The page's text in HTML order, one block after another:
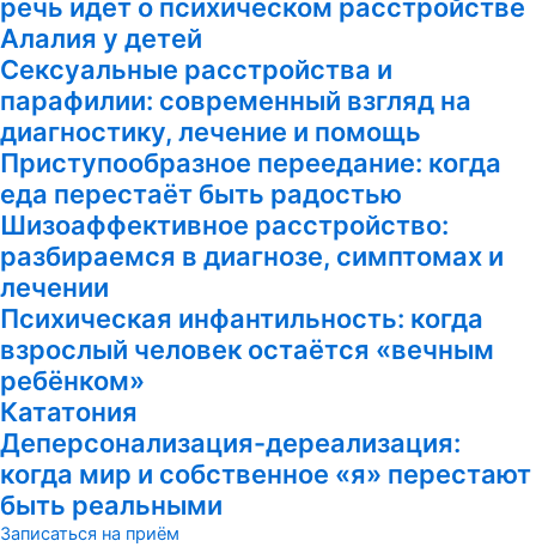
речь идет о психическом расстройстве
Алалия у детей
Сексуальные расстройства и
парафилии: современный взгляд на
диагностику, лечение и помощь
Приступообразное переедание: когда
еда перестаёт быть радостью
Шизоаффективное расстройство:
разбираемся в диагнозе, симптомах и
лечении
Психическая инфантильность: когда
взрослый человек остаётся «вечным
ребёнком»
Кататония
Деперсонализация-дереализация:
когда мир и собственное «я» перестают
быть реальными
Записаться на приём